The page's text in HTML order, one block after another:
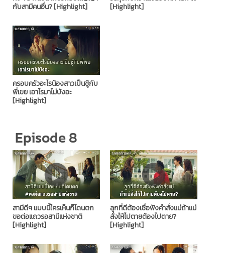
กับสามีคนอื่น? [Highlight] [Highlight]
ครอบครัวอะไรน้องสาวเป็นชู้กับ
พี่เขย เอาไรมาไม่บ้งอะ
[Highlight]
Episode 8
สามีดีๆ แบบนี้ใครเห็นก็โดนตก
ขอต่อแถวรอสามีแห่งชาติ
[Highlight]
ลูกที่ดีต้องเชื่อฟังคำสั่งแม่ถ้าแม่
สั่งให้ไปตายต้องไปตาย?
[Highlight]